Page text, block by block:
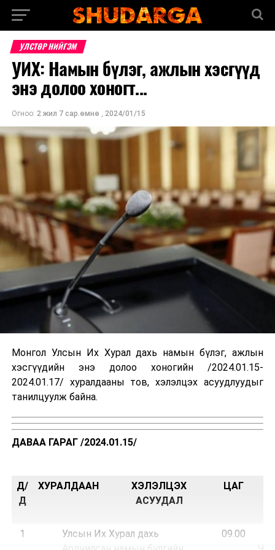
УЛСТӨР НИЙГЭМ
УИХ: Намын бүлэг, ажлын хэсгүүд
энэ долоо хоногт...
Огноо: 2 жил 7 сар.өмнө , 2024/01/15
Монгол Улсын Их Хурал дахь намын бүлэг, ажлын
хэсгүүдийн энэ долоо хоногийн /2024.01.15-
2024.01.17/ хуралдааны тов, хэлэлцэх асуудлуудыг
танилцуулж байна.
ДАВАА ГАРАГ /2024.01.15/
Д/
Д
ХУРАЛДААН
ХЭЛЭЛЦЭХ
АСУУДАЛ
ЦАГ
1
Улсын Их Хурал дахь
09.00